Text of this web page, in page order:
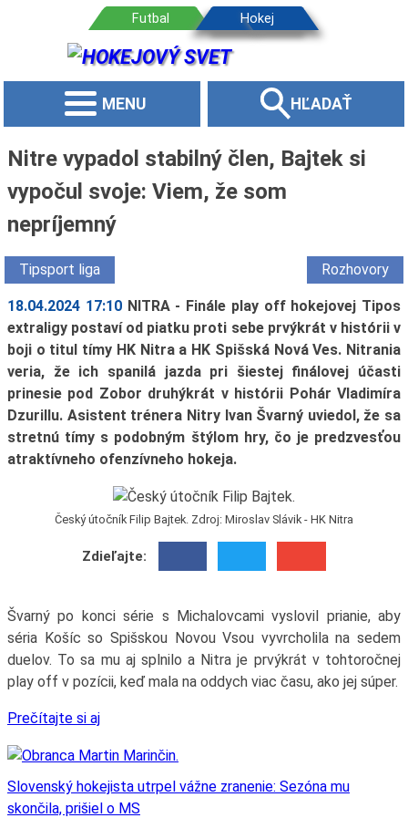
MENU HĽADAŤ
Nitre vypadol stabilný člen, Bajtek si
vypočul svoje: Viem, že som
nepríjemný
Tipsport liga Rozhovory
18.04.2024 17:10 NITRA - Finále play off hokejovej Tipos
extraligy postaví od piatku proti sebe prvýkrát v histórii v
boji o titul tímy HK Nitra a HK Spišská Nová Ves. Nitrania
veria, že ich spanilá jazda pri šiestej finálovej účasti
prinesie pod Zobor druhýkrát v histórii Pohár Vladimíra
Dzurillu. Asistent trénera Nitry Ivan Švarný uviedol, že sa
stretnú tímy s podobným štýlom hry, čo je predzvesťou
atraktívneho ofenzívneho hokeja.
Český útočník Filip Bajtek. Zdroj: Miroslav Slávik - HK Nitra
Zdieľajte:
Švarný po konci série s Michalovcami vyslovil prianie, aby
séria Košíc so Spišskou Novou Vsou vyvrcholila na sedem
duelov. To sa mu aj splnilo a Nitra je prvýkrát v tohtoročnej
play off v pozícii, keď mala na oddych viac času, ako jej súper.
Prečítajte si aj
Slovenský hokejista utrpel vážne zranenie: Sezóna mu
skončila, prišiel o MS